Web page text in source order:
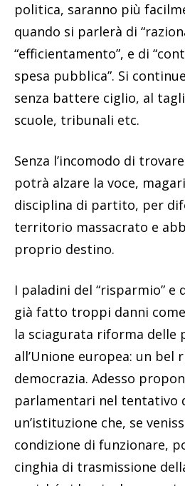
politica, saranno più
quando si parlerà di
“efficientamento”, e di
spesa pubblica”. Si
senza battere ciglio, al
scuole, tribunali etc.
Senza l’incomodo di
potrà alzare la voce,
disciplina di partito, per
territorio massacrato e
proprio destino.
I paladini del “risparmio” e
già fatto troppi danni
la sciagurata riforma delle
all’Unione europea: un bel
democrazia. Adesso
parlamentari nel tentativo
un’istituzione che, se
condizione di funzionare,
cinghia di trasmissione